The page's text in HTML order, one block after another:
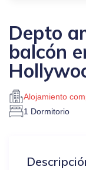
Depto
balcón
Alojamiento
1 Dormitorio